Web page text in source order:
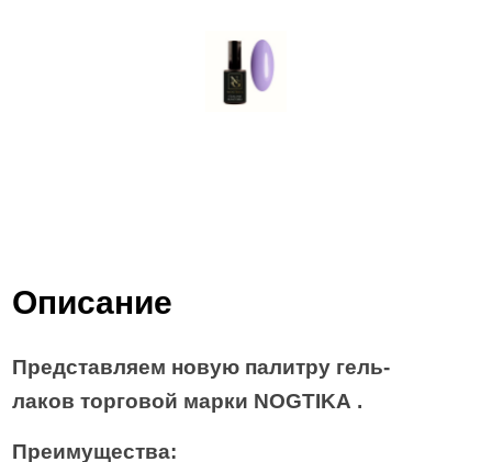
Описание
Представляем новую палитру гель-
лаков торговой марки NOGTIKA .
Преимущества: